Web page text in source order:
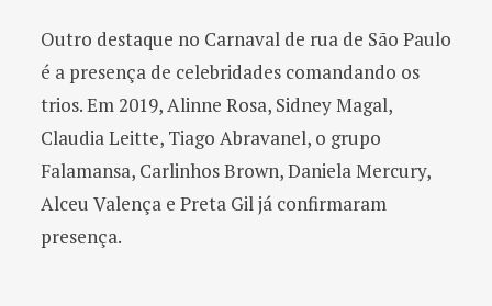
Outro destaque no Carnaval de rua de São Paulo
é a presença de celebridades comandando os
trios. Em 2019, Alinne Rosa, Sidney Magal,
Claudia Leitte, Tiago Abravanel, o grupo
Falamansa, Carlinhos Brown, Daniela Mercury,
Alceu Valença e Preta Gil já confirmaram
presença.